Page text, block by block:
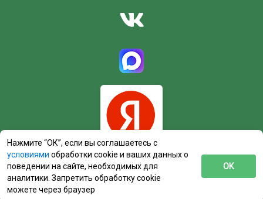
Нажмите “ОК”, если вы соглашаетесь с
условиями обработки cookie и ваших данных о
поведении на сайте, необходимых для
аналитики. Запретить обработку cookie
можете через браузер
ОК